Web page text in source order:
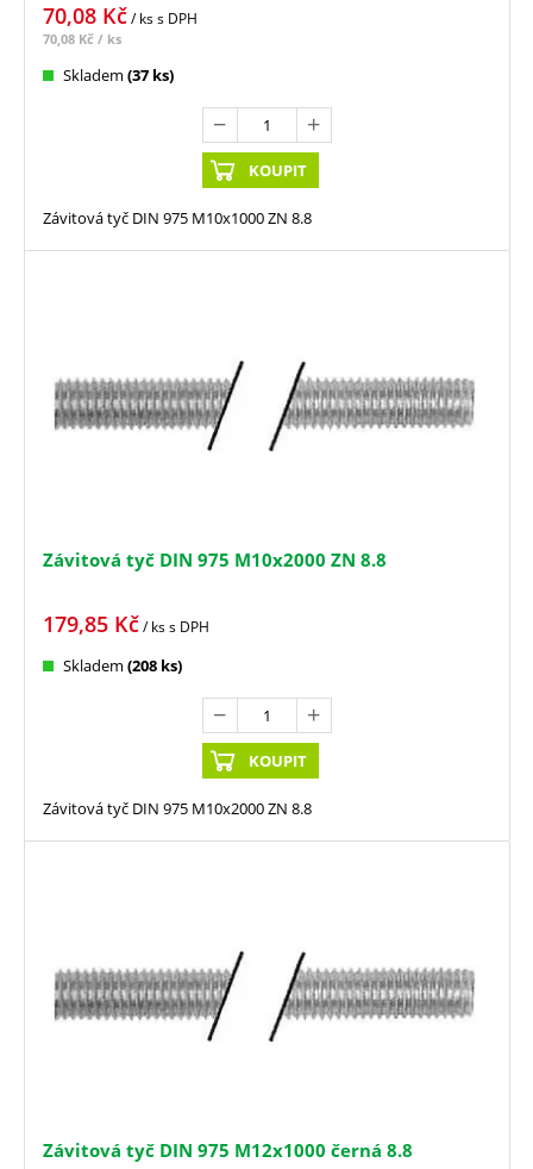
70,08 Kč/ kss DPH
70,08 Kč / ks
Skladem (37 ks)
KOUPIT
Závitová tyč DIN 975 M10x1000 ZN 8.8
Závitová tyč DIN 975 M10x2000 ZN 8.8
179,85 Kč/ kss DPH
Skladem (208 ks)
KOUPIT
Závitová tyč DIN 975 M10x2000 ZN 8.8
Závitová tyč DIN 975 M12x1000 černá 8.8